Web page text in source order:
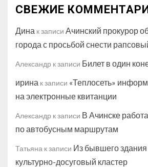
СВЕЖИЕ
Дина к записи Ачинский прокурор
города с просьбой снести
Александр к записи Билет в один
ирина к записи «Теплосеть»
на электронные квитанции
Александр к записи В Ачинске
по автобусным маршрутам
Татьяна к записи Из бывшего
культурно-досуговый кластер